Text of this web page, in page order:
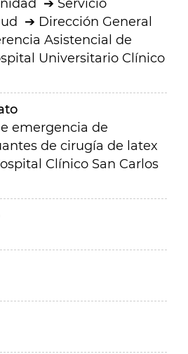
Servicio
Dirección General
Asistencial de
Universitario Clínico
emergencia de
de cirugía de latex
Clínico San Carlos